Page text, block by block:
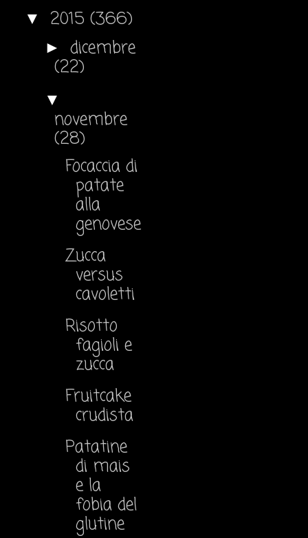
▼ 2015 (366)
► dicembre
(22)
▼
novembre
(28)
Focaccia di
patate
alla
genovese
Zucca
versus
cavoletti
Risotto
fagioli e
zucca
Fruitcake
crudista
Patatine
di mais
e la
fobia del
glutine